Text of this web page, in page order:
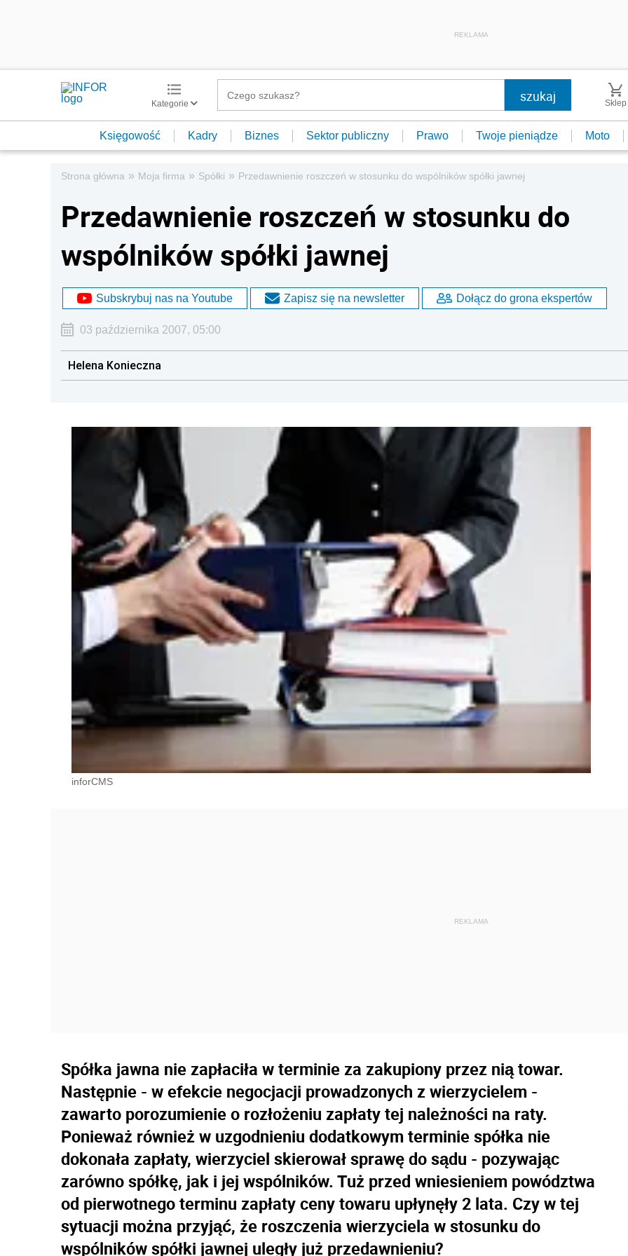
REKLAMA
Kategorie Sklep
Księgowość Kadry Biznes Sektor publiczny Prawo Twoje pieniądze Moto
Strona główna » Moja firma » Spółki » Przedawnienie roszczeń w stosunku do wspólników spółki jawnej
Przedawnienie roszczeń w stosunku do
wspólników spółki jawnej
Subskrybuj nas na Youtube Zapisz się na newsletter Dołącz do grona ekspertów
03 października 2007, 05:00
Helena Konieczna
inforCMS
Spółka jawna nie zapłaciła w terminie za zakupiony przez nią towar.
Następnie - w efekcie negocjacji prowadzonych z wierzycielem -
zawarto porozumienie o rozłożeniu zapłaty tej należności na raty.
Ponieważ również w uzgodnieniu dodatkowym terminie spółka nie
dokonała zapłaty, wierzyciel skierował sprawę do sądu - pozywając
zarówno spółkę, jak i jej wspólników. Tuż przed wniesieniem powództwa
od pierwotnego terminu zapłaty ceny towaru upłynęły 2 lata. Czy w tej
sytuacji można przyjąć, że roszczenia wierzyciela w stosunku do
wspólników spółki jawnej uległy już przedawnieniu?